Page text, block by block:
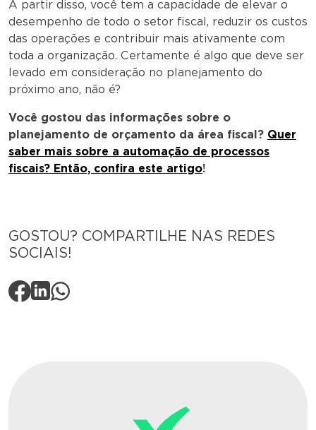
A partir disso, você tem a capacidade de elevar o
desempenho de todo o setor fiscal, reduzir os custos
das operações e contribuir mais ativamente com
toda a organização. Certamente é algo que deve ser
levado em consideração no planejamento do
próximo ano, não é?
Você gostou das informações sobre o
planejamento de orçamento da área fiscal? Quer
saber mais sobre a automação de processos
fiscais? Então, confira este artigo!
GOSTOU? COMPARTILHE NAS REDES
SOCIAIS!